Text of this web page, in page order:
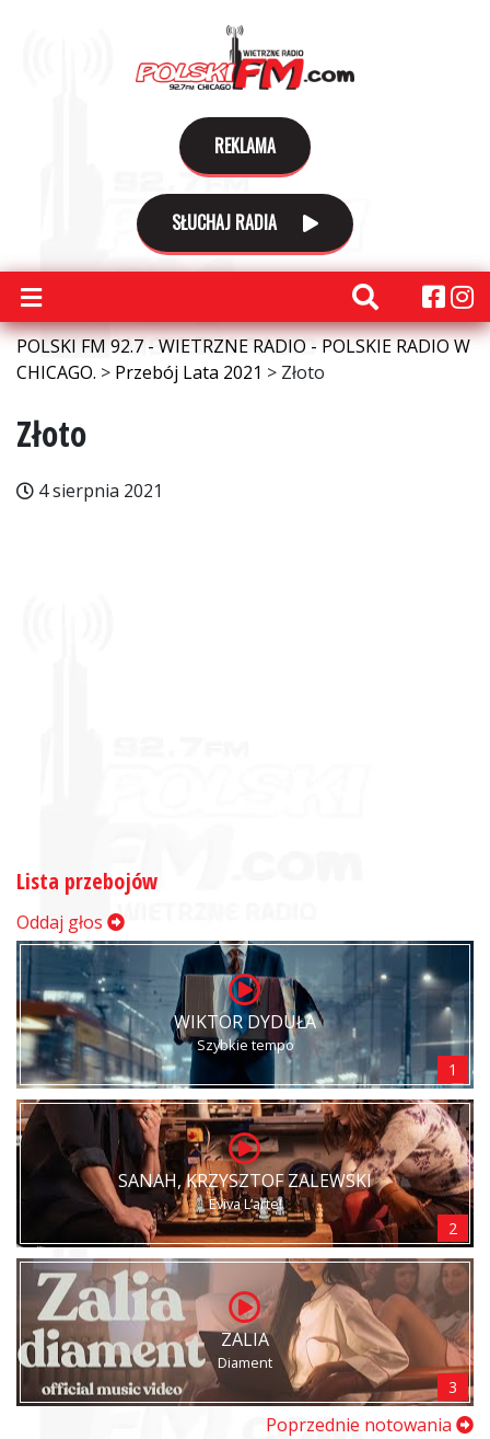
REKLAMA
SŁUCHAJ RADIA
POLSKI FM 92.7 - WIETRZNE RADIO - POLSKIE RADIO W
CHICAGO. > Przebój Lata 2021 > Złoto
Złoto
4 sierpnia 2021
Lista przebojów
Oddaj głos
WIKTOR DYDUŁA
Szybkie tempo
1
SANAH, KRZYSZTOF ZALEWSKI
Eviva L’arte!
2
ZALIA
Diament
3
Poprzednie notowania